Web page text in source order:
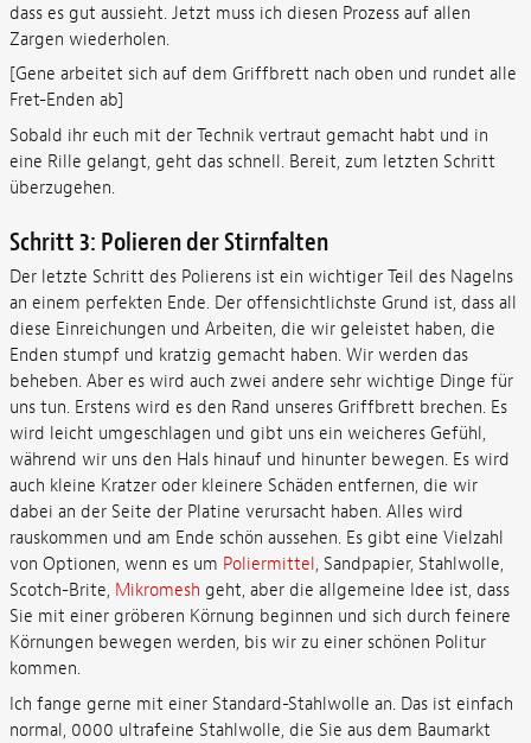
dass es gut aussieht. Jetzt muss ich diesen Prozess auf allen
Zargen wiederholen.
[Gene arbeitet sich auf dem Griffbrett nach oben und rundet alle
Fret-Enden ab]
Sobald ihr euch mit der Technik vertraut gemacht habt und in
eine Rille gelangt, geht das schnell. Bereit, zum letzten Schritt
überzugehen.
Schritt 3: Polieren der Stirnfalten
Der letzte Schritt des Polierens ist ein wichtiger Teil des Nagelns
an einem perfekten Ende. Der offensichtlichste Grund ist, dass all
diese Einreichungen und Arbeiten, die wir geleistet haben, die
Enden stumpf und kratzig gemacht haben. Wir werden das
beheben. Aber es wird auch zwei andere sehr wichtige Dinge für
uns tun. Erstens wird es den Rand unseres Griffbrett brechen. Es
wird leicht umgeschlagen und gibt uns ein weicheres Gefühl,
während wir uns den Hals hinauf und hinunter bewegen. Es wird
auch kleine Kratzer oder kleinere Schäden entfernen, die wir
dabei an der Seite der Platine verursacht haben. Alles wird
rauskommen und am Ende schön aussehen. Es gibt eine Vielzahl
von Optionen, wenn es um Poliermittel, Sandpapier, Stahlwolle,
Scotch-Brite, Mikromesh geht, aber die allgemeine Idee ist, dass
Sie mit einer gröberen Körnung beginnen und sich durch feinere
Körnungen bewegen werden, bis wir zu einer schönen Politur
kommen.
Ich fange gerne mit einer Standard-Stahlwolle an. Das ist einfach
normal, 0000 ultrafeine Stahlwolle, die Sie aus dem Baumarkt